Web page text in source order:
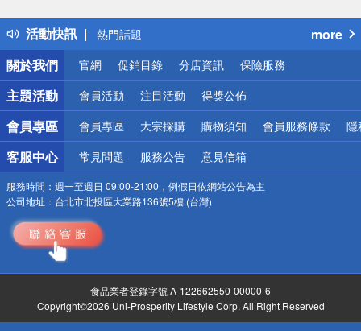
活動快訊
得獎公告
熱門話題
銀行優惠
偏遠地區配送
詐騙網頁！請小心！
more
關於我們
官網 促銷目錄 分店資訊 保險服務
主題活動 會員活動 注目活動 得獎公佈
會員專區 會員專區 大宗採購 購物須知 會員服務條款 隱
客服中心 常見問題 服務公告 意見信箱
服務時間： 週一至週日 09:00-21:00，例假日依網站公告為主
公司地址： 台北市北投區大業路136號5樓 (台灣)
食品業者登錄字號 A-122662550-00000-6
Copyright©2026 Uni-Prosperity Lifestyle Corp. All Right Reserved